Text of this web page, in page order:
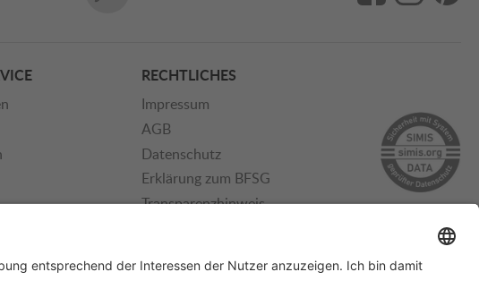
RECHTLICHES
Impressum
AGB
Datenschutz
Erklärung zum BFSG
Transparenzhinweis